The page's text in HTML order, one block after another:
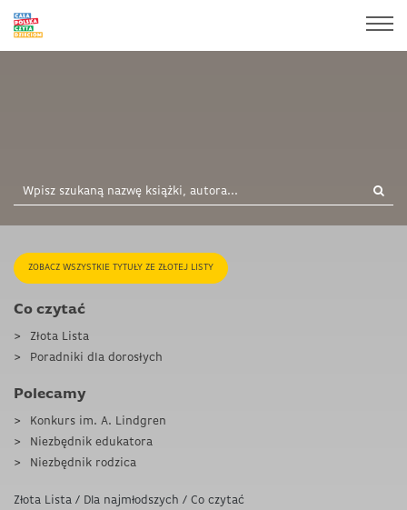
ZOBACZ WSZYSTKIE TYTUŁY ZE ZŁOTEJ LISTY
Co czytać
Złota Lista
Poradniki dla dorosłych
Polecamy
Konkurs im. A. Lindgren
Niezbędnik edukatora
Niezbędnik rodzica
Złota Lista / Dla najmłodszych / Co czytać